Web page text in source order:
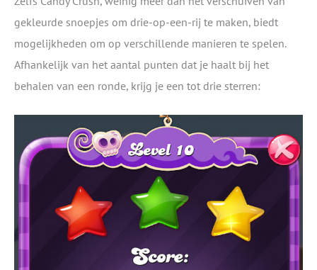
gekleurde snoepjes om drie-op-een-rij te maken, biedt
mogelijkheden om op verschillende manieren te spelen.
Afhankelijk van het aantal punten dat je haalt bij het
behalen van een ronde, krijg je een tot drie sterren: